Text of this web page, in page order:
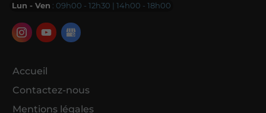
Lun - Ven : 09h00 - 12h30 | 14h00 - 18h00
Accueil
Contactez-nous
Mentions légales